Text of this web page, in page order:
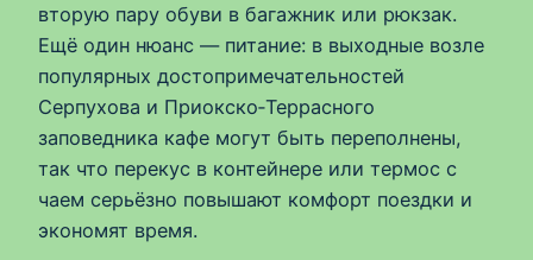
вторую пару обуви в багажник или рюкзак.
Ещё один нюанс — питание: в выходные возле
популярных достопримечательностей
Серпухова и Приокско‑Террасного
заповедника кафе могут быть переполнены,
так что перекус в контейнере или термос с
чаем серьёзно повышают комфорт поездки и
экономят время.